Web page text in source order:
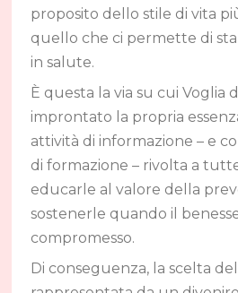
proposito dello stile di vita
quello che ci permette di
in salute.
È questa la via su cui Voglia
improntato la propria
attività di informazione – e
di formazione – rivolta a
educarle al valore della
sostenerle quando il
compromesso.
Di conseguenza, la scelta